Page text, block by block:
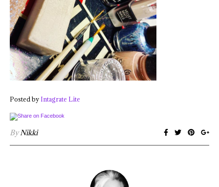
Posted by Intagrate Lite
ByNikki